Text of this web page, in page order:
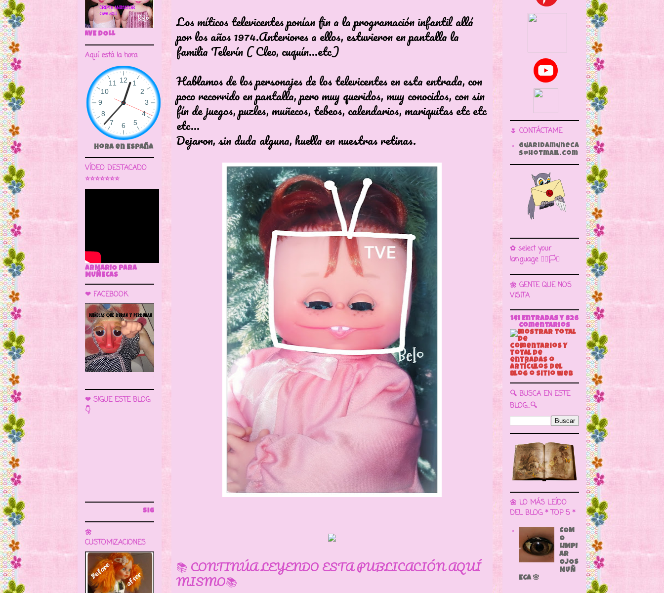
Los míticos televicentes ponían fin a la programación infantil allá
por los años 1974.Anteriores a ellos, estuvieron en pantalla la
familia Telerín ( Cleo, cuquín...etc)
Hablamos de los personajes de los televicentes en esta entrada, con
poco recorrido en pantalla, pero muy queridos, muy conocidos, con sin
fín de juegos, puzles, muñecos, tebeos, calendarios, mariquitas etc etc
etc...
Dejaron, sin duda alguna, huella en nuestras retinas.
📚 CONTINÚA LEYENDO ESTA PUBLICACIÓN AQUÍ
MISMO📚
🌼CRIPTA ANIMATOR CAVE DOLL
Aquí está la hora
Hora en España
VÍDEO DESTACADO
⭐⭐⭐⭐⭐⭐⭐
ARMARIO PARA
MUÑECAS
❤ FACEBOOK
🌼 LA CUEVA DE LAS MUÑECAS
❤ SIGUE ESTE BLOG
👇
Sigue este blog para más información
🌼
CUSTOMIZACIONES
🌷 CONTÁCTAME
guaridamuneca
s@hotmail.com
✿ select your
language 🏳️‍🌈🏳️🏁
🌼 GENTE QUE NOS
VISITA
141 Entradas y 826
Comentarios
🔍 BUSCA EN ESTE
BLOG...🔍
🌼 LO MÁS LEÍDO
DEL BLOG * TOP 5 *
COM
O
LIMPI
AR
OJOS
MUÑ
ECA 🌸